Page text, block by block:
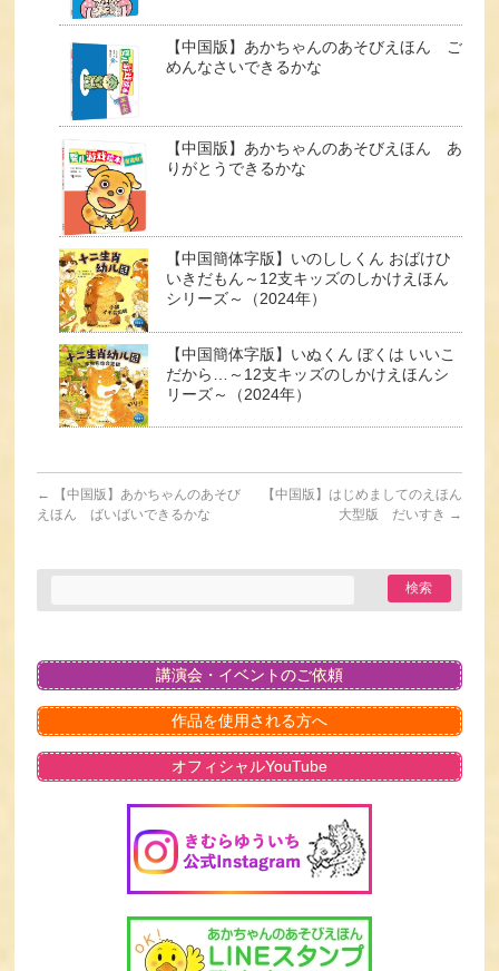
【中国版】あかちゃんのあそびえほん ご
めんなさいできるかな
【中国版】あかちゃんのあそびえほん あ
りがとうできるかな
【中国簡体字版】いのししくん おばけひ
いきだもん～12支キッズのしかけえほん
シリーズ～（2024年）
【中国簡体字版】いぬくん ぼくは いいこ
だから…～12支キッズのしかけえほんシ
リーズ～（2024年）
←
【中国版】あかちゃんのあそび
えほん ばいばいできるかな
【中国版】はじめましてのえほん
大型版 だいすき →
講演会・イベントのご依頼
作品を使用される方へ
オフィシャルYouTube